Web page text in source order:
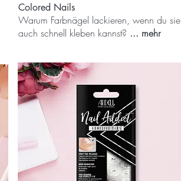
Colored Nails
Warum Farbnägel lackieren, wenn du sie
auch schnell kleben kannst? ... mehr